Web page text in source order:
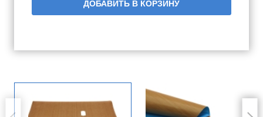
ДОБАВИТЬ В КОРЗИНУ